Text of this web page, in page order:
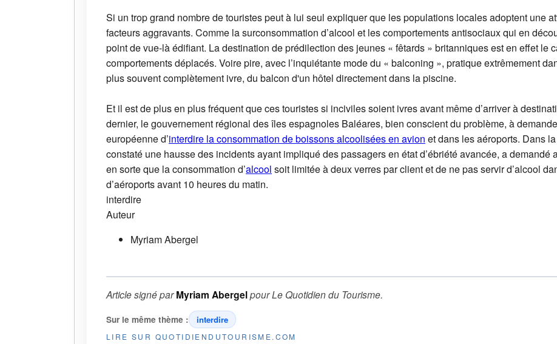
Si un trop grand nombre de touristes peut à lui seul expliquer que les populations locales adoptent une
facteurs aggravants. Comme la surconsommation d’alcool et les comportements antisociaux qui en
point de vue-là édifiant. La destination de prédilection des jeunes « fêtards » britanniques est en effet le
comportements déplacés. Voire pire, avec l’inquiétante mode du « balconing », pratique extrêmement
plus souvent complètement ivre, du balcon d'un hôtel directement dans la piscine.
Et il est de plus en plus fréquent que ces touristes si inciviles soient ivres avant même d’arriver à
dernier, le gouvernement régional des îles espagnoles Baléares, bien conscient du problème, à
européenne d’interdire la consommation de boissons alcoolisées en avion et dans les aéroports. Dans
constaté une hausse des incidents ayant impliqué des passagers en état d’ébriété avancée, a demandé
en sorte que la consommation d’alcool soit limitée à deux verres par client et de ne pas servir d’alcool
d’aéroports avant 10 heures du matin.
interdire
Auteur
Myriam Abergel
Article signé parMyriam AbergelpourLe Quotidien du Tourisme.
Sur le même thème : interdire
LIRE SUR QUOTIDIENDUTOURISME.COM